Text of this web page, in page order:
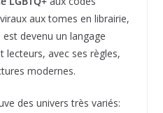
aux tomes en librairie,
devenu un langage
avec ses règles,
modernes.
des univers très variés: